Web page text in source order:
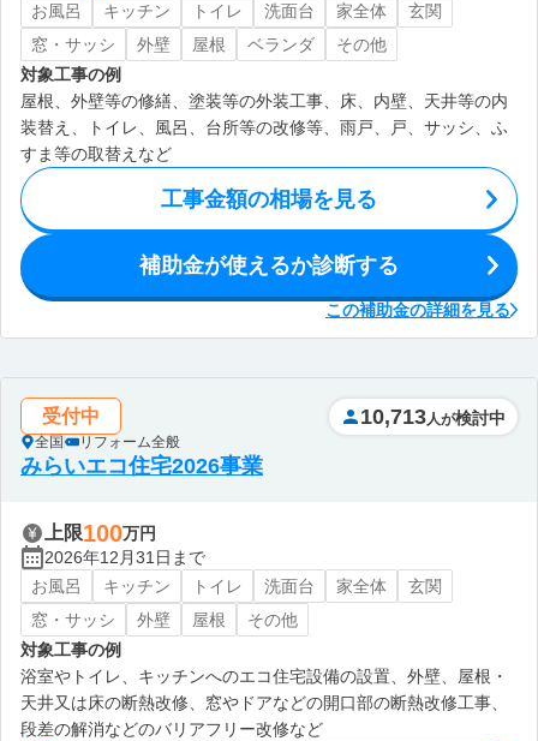
お風呂
キッチン トイレ 洗面台 家全体
玄関
窓・サッシ
外壁 屋根 ベランダ
その他
対象工事の例
屋根、外壁等の修繕、塗装等の外装工事、床、内壁、天井等の内
装替え、トイレ、風呂、台所等の改修等、雨戸、戸、サッシ、ふ
すま等の取替えなど
工事金額の相場を見る
補助金が使えるか診断する
この補助金の詳細を見る
受付中
全国 リフォーム全般
10,713 人が検討中
みらいエコ住宅2026事業
上限100万円
2026年12月31日まで
お風呂
キッチン トイレ 洗面台 家全体
玄関
窓・サッシ
外壁 屋根
その他
対象工事の例
浴室やトイレ、キッチンへのエコ住宅設備の設置、外壁、屋根・
天井又は床の断熱改修、窓やドアなどの開口部の断熱改修工事、
段差の解消などのバリアフリー改修など